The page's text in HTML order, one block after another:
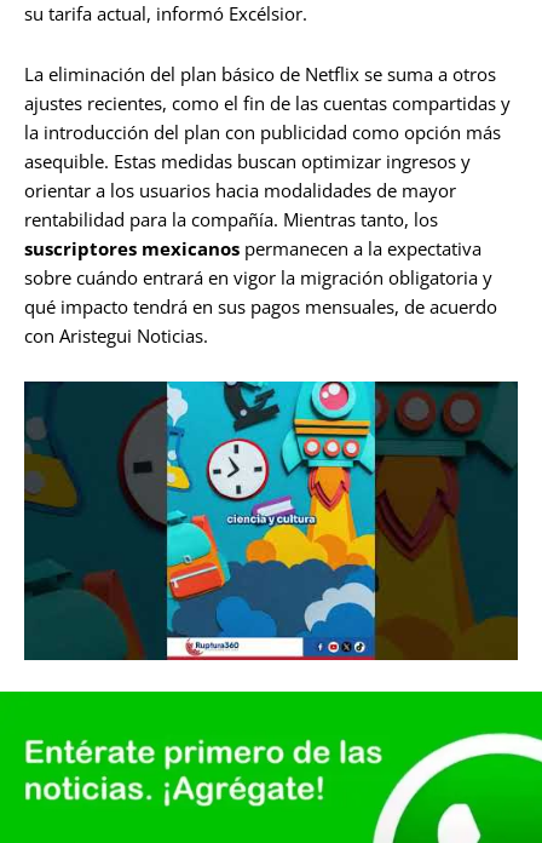
su tarifa actual, informó Excélsior.
La eliminación del plan básico de Netflix se suma a otros
ajustes recientes, como el fin de las cuentas compartidas y
la introducción del plan con publicidad como opción más
asequible. Estas medidas buscan optimizar ingresos y
orientar a los usuarios hacia modalidades de mayor
rentabilidad para la compañía. Mientras tanto, los
suscriptores mexicanos permanecen a la expectativa
sobre cuándo entrará en vigor la migración obligatoria y
qué impacto tendrá en sus pagos mensuales, de acuerdo
con Aristegui Noticias.